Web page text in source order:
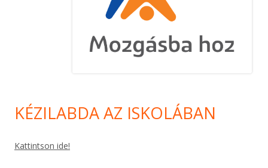
KÉZILABDA AZ ISKOLÁBAN
Kattintson ide!